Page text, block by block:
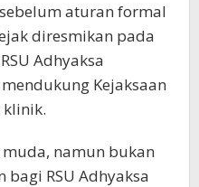
aturan formal
diresmikan pada
Adhyaksa
Kejaksaan
muda, namun bukan
RSU Adhyaksa